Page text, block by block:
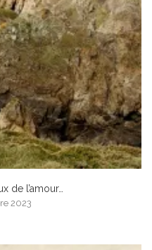
de l’amour…
2023